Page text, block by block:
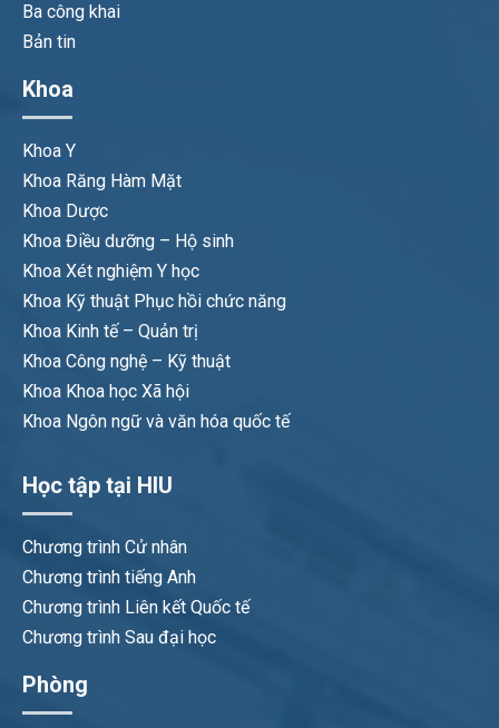
Ba công khai
Bản tin
Khoa
Khoa Y
Khoa Răng Hàm Mặt
Khoa Dược
Khoa Điều dưỡng – Hộ sinh
Khoa Xét nghiệm Y học
Khoa Kỹ thuật Phục hồi chức năng
Khoa Kinh tế – Quản trị
Khoa Công nghệ – Kỹ thuật
Khoa Khoa học Xã hội
Khoa Ngôn ngữ và văn hóa quốc tế
Học tập tại HIU
Chương trình Cử nhân
Chương trình tiếng Anh
Chương trình Liên kết Quốc tế
Chương trình Sau đại học
Phòng